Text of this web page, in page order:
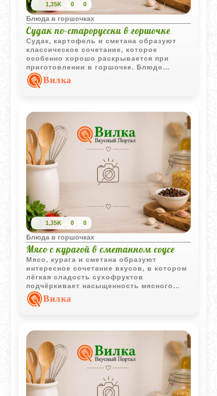
1,35K 0 0
Блюда в горшочках
Судак по-старорусски в горшочке
Судак, картофель и сметана образуют
классическое сочетание, которое
особенно хорошо раскрывается при
приготовлении в горшочке. Блюдо
получается сочным, ароматным и очень
сытным.
Вилка
1,35K 0 0
Блюда в горшочках
Мясо с курагой в сметанном соусе
Мясо, курага и сметана образуют
интересное сочетание вкусов, в котором
лёгкая сладость сухофруктов
подчёркивает насыщенность мясного
соуса. Блюдо получается ароматным и
хорошо подходит для семейного обеда.
Вилка